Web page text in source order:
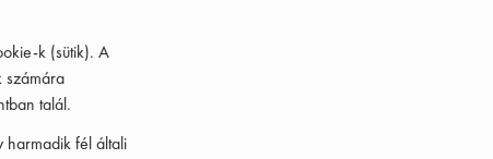
k (sütik). A
számára
talál.
harmadik fél általi